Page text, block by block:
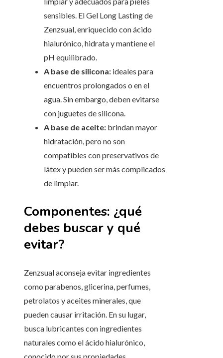
sensibles. El Gel Long Lasting de
Zenzsual, enriquecido con ácido
hialurónico, hidrata y mantiene el
pH equilibrado.
A base de silicona: ideales para
encuentros prolongados o en el
agua. Sin embargo, deben evitarse
con juguetes de silicona.
A base de aceite: brindan mayor
hidratación, pero no son
compatibles con preservativos de
látex y pueden ser más complicados
de limpiar.
Componentes: ¿qué
debes buscar y qué
evitar?
Zenzsual aconseja evitar ingredientes
como parabenos, glicerina, perfumes,
petrolatos y aceites minerales, que
pueden causar irritación. En su lugar,
busca lubricantes con ingredientes
naturales como el ácido hialurónico,